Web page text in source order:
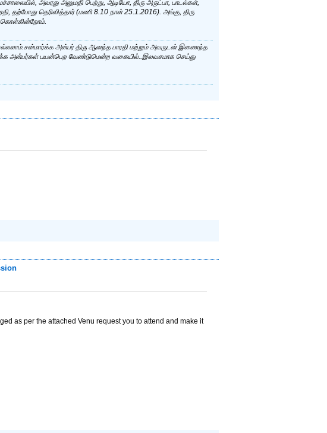
அவரது அனுமதி பெற்று, ஆடியோ, திரு அருட்பா, பாடல்கள்,
தெரிவித்தார் (மணி 8.10 நாள் 25.1.2016). அங்கு, திரு
கொள்கின்றோம்.
அன்பர் திரு ஆனந்த பாரதி மற்றும் அவருடன் இணைந்த
அன்பர்கள் பயன்பெற வேண்டுமென்ற வகையில்..இலவசமாக செய்து
as per the attached Venu request you to attend and make it